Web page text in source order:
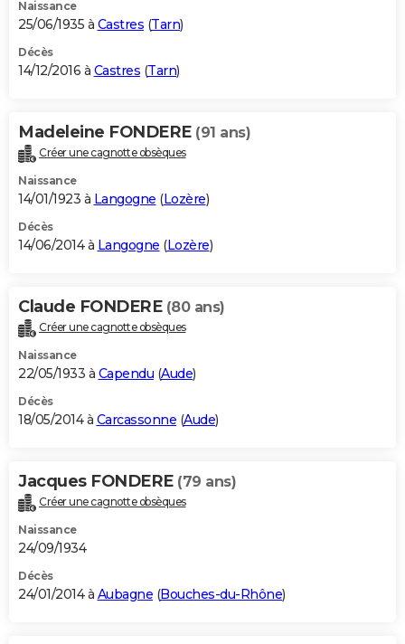
Naissance
25/06/1935 à Castres (Tarn)
Décès
14/12/2016 à Castres (Tarn)
Madeleine FONDERE (91 ans)
Créer une cagnotte obsèques
Naissance
14/01/1923 à Langogne (Lozère)
Décès
14/06/2014 à Langogne (Lozère)
Claude FONDERE (80 ans)
Créer une cagnotte obsèques
Naissance
22/05/1933 à Capendu (Aude)
Décès
18/05/2014 à Carcassonne (Aude)
Jacques FONDERE (79 ans)
Créer une cagnotte obsèques
Naissance
24/09/1934
Décès
24/01/2014 à Aubagne (Bouches-du-Rhône)